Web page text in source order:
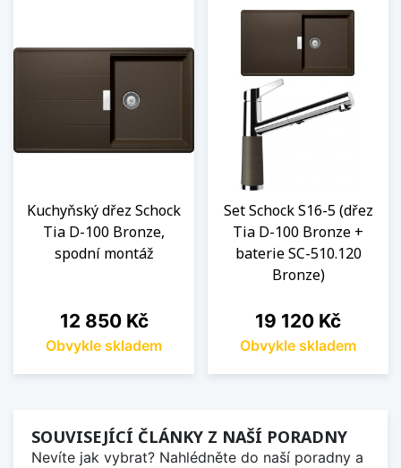
Kuchyňský dřez Schock
Tia D-100 Bronze,
spodní montáž
Cena
12 850 Kč
Obvykle skladem
Set Schock S16-5 (dřez
Tia D-100 Bronze +
baterie SC-510.120
Bronze)
Cena
19 120 Kč
Obvykle skladem
SOUVISEJÍCÍ ČLÁNKY Z NAŠÍ PORADNY
Nevíte jak vybrat? Nahlédněte do naší poradny a